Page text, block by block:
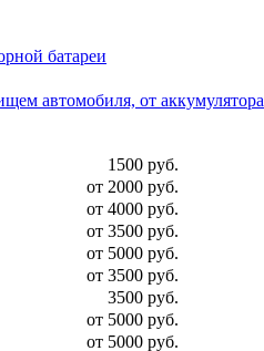
батареи
автомобиля, от аккумулятора
1500 руб.
от 2000 руб.
от 4000 руб.
от 3500 руб.
от 5000 руб.
от 3500 руб.
3500 руб.
от 5000 руб.
от 5000 руб.